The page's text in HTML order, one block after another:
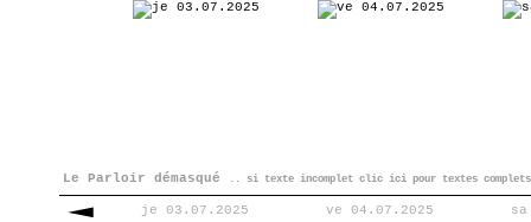
Le Parloir démasqué .. si texte incomplet clic ici pour textes complets
je 03.07.2025 ve 04.07.2025